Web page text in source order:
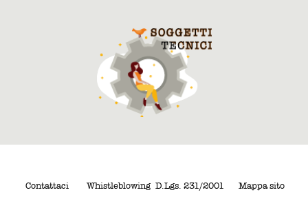
Contattaci Whistleblowing D.Lgs. 231/2001 Mappa sito